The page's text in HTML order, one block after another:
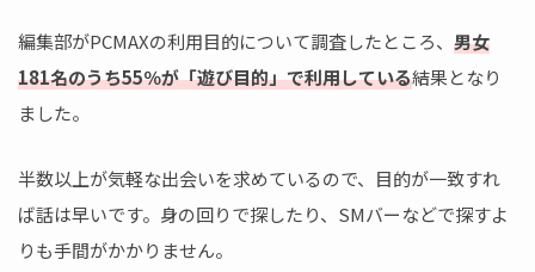
編集部がPCMAXの利用目的について調査したところ、 男女
181名のうち55％が「遊び目的」で利用している結果となり
ました。
半数以上が気軽な出会いを求めているので、目的が一致すれ
ば話は早いです。身の回りで探したり、SMバーなどで探すよ
りも手間がかかりません。